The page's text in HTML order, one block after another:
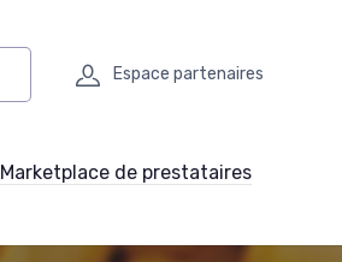
Espace partenaires
Marketplace de prestataires